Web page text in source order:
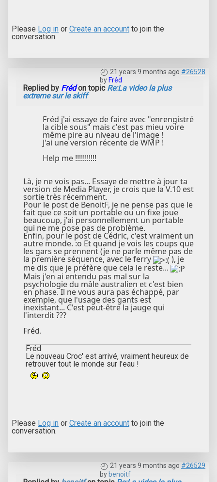
Please Log in or Create an account to join the
conversation.
21 years 9 months ago #26528
by Fréd
Replied by Frédon topic Re:La video la plus
extreme sur le skiff
Fréd j'ai essaye de faire avec "enrengistré
la cible sous" mais c'est pas mieu voire
même pire au niveau de l'image !
J'ai une version récente de WMP !
Help me !!!!!!!!!!!
Là, je ne vois pas... Essaye de mettre à jour ta
version de Media Player, je crois que la V.10 est
sortie très récemment.
Pour le post de BenoitF, je ne pense pas que le
fait que ce soit un portable ou un fixe joue
beaucoup, j'ai personnellement un portable
qui ne me pose pas de problème.
Enfin, pour le post de Cédric, c'est vraiment un
autre monde. :o Et quand je vois les coups que
les gars se prennent (je ne parle même pas de
la première séquence, avec le ferry
), je
me dis que je préfère que cela le reste...
Mais j'en ai entendu pas mal sur la
psychologie du mâle australien et c'est bien
en phase. Il ne vous aura pas échappé, par
exemple, que l'usage des gants est
inexistant... C'est peut-être la jauge qui
l'interdit ???
Fréd.
Fréd
Le nouveau Croc' est arrivé, vraiment heureux de
retrouver tout le monde sur l'eau !
Please Log in or Create an account to join the
conversation.
21 years 9 months ago #26529
bybenoitf